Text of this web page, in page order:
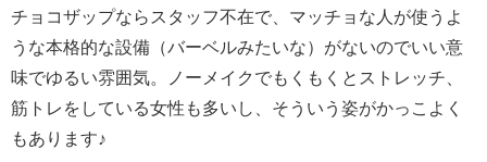
チョコザップならスタッフ不在で、マッチョな人が使うよ
うな本格的な設備（バーベルみたいな）がないのでいい意
味でゆるい雰囲気。ノーメイクでもくもくとストレッチ、
筋トレをしている女性も多いし、そういう姿がかっこよく
もあります♪